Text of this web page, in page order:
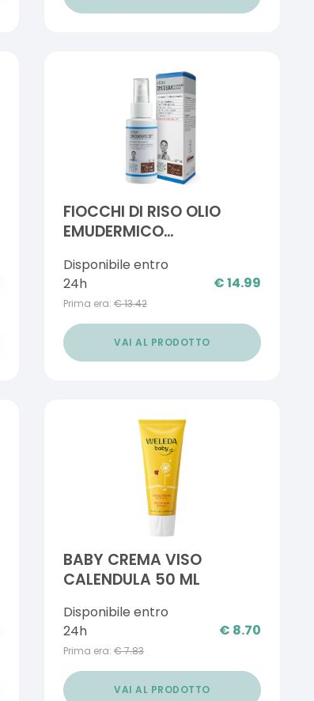
FIOCCHI DI RISO OLIO
EMUDERMICO
Disponibile entro
24h
Prima era: €13.42
€14.99
VAI AL PRODOTTO
BABY CREMA VISO
CALENDULA 50 ML
Disponibile entro
24h
Prima era: €7.83
€ 8.70
VAI AL PRODOTTO